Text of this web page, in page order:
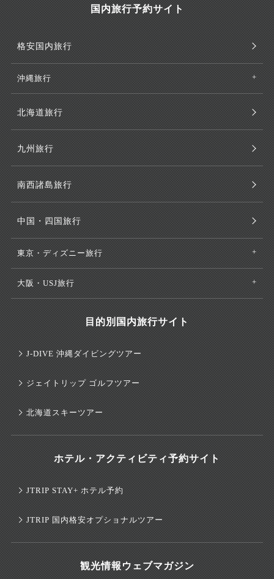
国内旅行予約サイト
格安国内旅行
沖縄旅行
北海道旅行
九州旅行
南西諸島旅行
中国・四国旅行
東京・ディズニー旅行
大阪・USJ旅行
目的別国内旅行サイト
J-DIVE 沖縄ダイビングツアー
ジェイトリップ ゴルフツアー
北海道スキーツアー
ホテル・アクティビティ予約サイト
JTRIP STAY+ ホテル予約
JTRIP 国内格安オプショナルツアー
観光情報ウェブマガジン